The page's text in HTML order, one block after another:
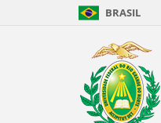
BRASIL